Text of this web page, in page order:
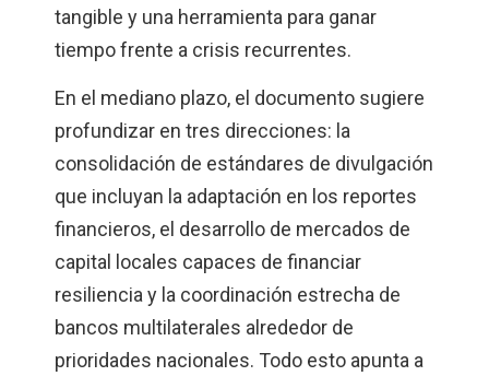
tangible y una herramienta para ganar
tiempo frente a crisis recurrentes.
En el mediano plazo, el documento sugiere
profundizar en tres direcciones: la
consolidación de estándares de divulgación
que incluyan la adaptación en los reportes
financieros, el desarrollo de mercados de
capital locales capaces de financiar
resiliencia y la coordinación estrecha de
bancos multilaterales alrededor de
prioridades nacionales. Todo esto apunta a